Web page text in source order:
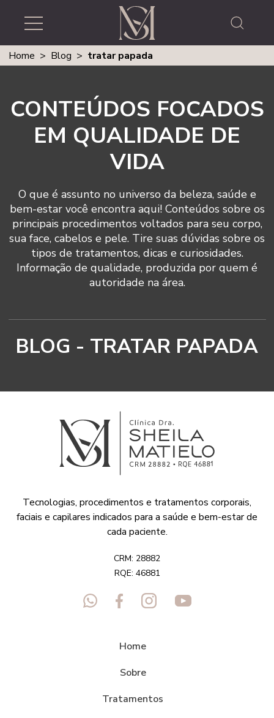
Home > Blog > tratar papada
CONTEÚDOS FOCADOS
EM QUALIDADE DE
VIDA
O que é assunto no universo da beleza, saúde e
bem-estar você encontra aqui! Conteúdos sobre os
principais procedimentos voltados para seu corpo,
sua face, cabelos e pele. Tire suas dúvidas sobre os
tipos de tratamentos, dicas e curiosidades.
Informação de qualidade, produzida por quem é
autoridade na área.
BLOG - TRATAR PAPADA
Tecnologias, procedimentos e tratamentos corporais,
faciais e capilares indicados para a saúde e bem-estar de
cada paciente.
CRM: 28882
RQE: 46881
Home
Sobre
Tratamentos